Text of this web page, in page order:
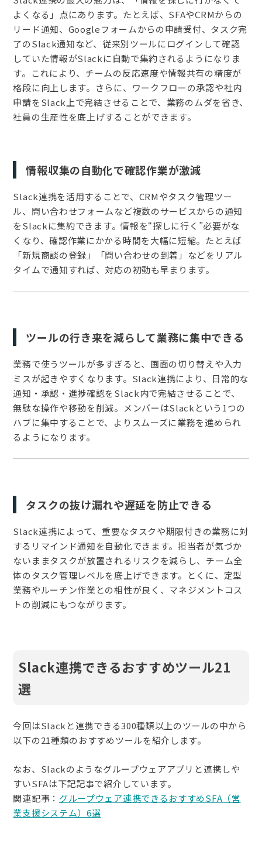
よくなる」点にあります。たとえば、SFAやCRMからの
リード通知、Googleフォームからの申請受付、タスク完
了のSlack通知など、従来別ツールにログインして確認
していた情報がSlackに自動で集約されるようになりま
す。これにより、チームの反応速度や情報共有の精度が
格段に向上します。さらに、ワークフローの承認や社内
申請をSlack上で完結させることで、業務のムダを省き、
社員の生産性を底上げすることができます。
情報収集の自動化で確認作業が激減
Slack連携を活用することで、CRMやタスク管理ツー
ル、問い合わせフォームなど複数のサービスからの通知
をSlackに集約できます。情報を“探しに行く”必要がな
くなり、確認作業にかかる時間を大幅に短縮。たとえば
「新規商談の登録」「問い合わせの到着」などをリアル
タイムで通知すれば、対応の初動も早まります。
ツールの行き来を減らして業務に集中できる
業務で使うツールが多すぎると、画面の切り替えや入力
ミスが起きやすくなります。Slack連携により、日常的な
通知・承認・進捗確認をSlack内で完結させることで、
無駄な操作や移動を削減。メンバーはSlackという1つの
ハブに集中することで、よりスムーズに業務を進められ
るようになります。
タスクの抜け漏れや遅延を防止できる
Slack連携によって、重要なタスクや期限付きの業務に対
するリマインド通知を自動化できます。担当者が気づか
ないままタスクが放置されるリスクを減らし、チーム全
体のタスク管理レベルを底上げできます。とくに、定型
業務やルーチン作業との相性が良く、マネジメントコス
トの削減にもつながります。
Slack連携できるおすすめツール21
選
今回はSlackと連携できる300種類以上のツールの中から
以下の21種類のおすすめツールを紹介します。
なお、Slackのようなグループウェアアプリと連携しや
すいSFAは下記記事で紹介しています。
関連記事： グループウェア連携できるおすすめSFA（営
業支援システム）6選